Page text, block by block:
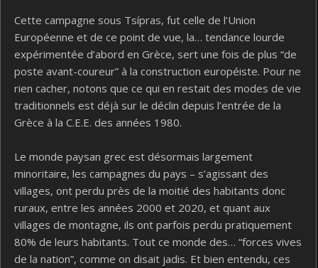
Cette campagne sous Tsípras, fut celle de l’Union
Européenne et de ce point de vue, la… tendance lourde
expérimentée d’abord en Grèce, sert une fois de plus “de
poste avant-coureur” à la construction européiste. Pour ne
rien cacher, notons que ce qui en restait des modes de vie
traditionnels est déjà sur le déclin depuis l’entrée de la
Grèce à la C.E.E. des années 1980.
Le monde paysan grec est désormais largement
minoritaire, les campagnes du pays – s’agissant des
villages, ont perdu près de la moitié des habitants donc
ruraux, entre les années 2000 et 2020, et quant aux
villages de montagne, ils ont parfois perdu pratiquement
80% de leurs habitants. Tout ce monde des… “forces vives
de la nation”, comme on disait jadis. Et bien entendu, ces